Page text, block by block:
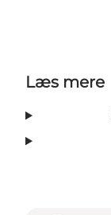
Læs mere